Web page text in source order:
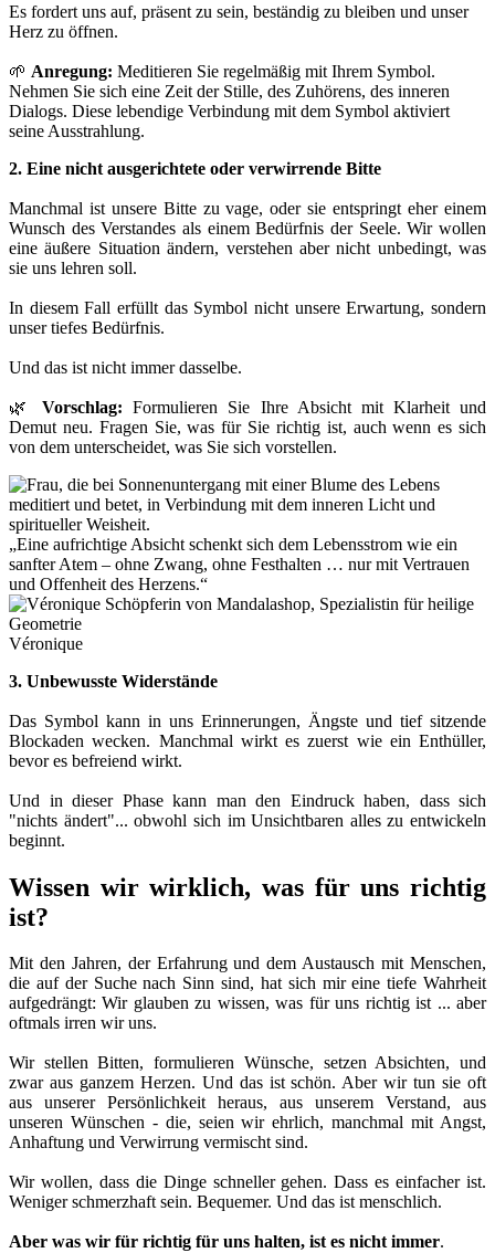
Es fordert uns auf, präsent zu sein, beständig zu bleiben und unser
Herz zu öffnen.
🌱 Anregung: Meditieren Sie regelmäßig mit Ihrem Symbol.
Nehmen Sie sich eine Zeit der Stille, des Zuhörens, des inneren
Dialogs. Diese lebendige Verbindung mit dem Symbol aktiviert
seine Ausstrahlung.
2. Eine nicht ausgerichtete oder verwirrende Bitte
Manchmal ist unsere Bitte zu vage, oder sie entspringt eher einem
Wunsch des Verstandes als einem Bedürfnis der Seele. Wir wollen
eine äußere Situation ändern, verstehen aber nicht unbedingt, was
sie uns lehren soll.
In diesem Fall erfüllt das Symbol nicht unsere Erwartung, sondern
unser tiefes Bedürfnis.
Und das ist nicht immer dasselbe.
🌿Vorschlag: Formulieren Sie Ihre Absicht mit Klarheit und
Demut neu. Fragen Sie, was für Sie richtig ist, auch wenn es sich
von dem unterscheidet, was Sie sich vorstellen.
„Eine aufrichtige Absicht schenkt sich dem Lebensstrom wie ein
sanfter Atem – ohne Zwang, ohne Festhalten … nur mit Vertrauen
und Offenheit des Herzens.“
Véronique
3. Unbewusste Widerstände
Das Symbol kann in uns Erinnerungen, Ängste und tief sitzende
Blockaden wecken. Manchmal wirkt es zuerst wie ein Enthüller,
bevor es befreiend wirkt.
Und in dieser Phase kann man den Eindruck haben, dass sich
"nichts ändert"... obwohl sich im Unsichtbaren alles zu entwickeln
beginnt.
Wissen wir wirklich, was für uns richtig
ist?
Mit den Jahren, der Erfahrung und dem Austausch mit Menschen,
die auf der Suche nach Sinn sind, hat sich mir eine tiefe Wahrheit
aufgedrängt: Wir glauben zu wissen, was für uns richtig ist ... aber
oftmals irren wir uns.
Wir stellen Bitten, formulieren Wünsche, setzen Absichten, und
zwar aus ganzem Herzen. Und das ist schön. Aber wir tun sie oft
aus unserer Persönlichkeit heraus, aus unserem Verstand, aus
unseren Wünschen - die, seien wir ehrlich, manchmal mit Angst,
Anhaftung und Verwirrung vermischt sind.
Wir wollen, dass die Dinge schneller gehen. Dass es einfacher ist.
Weniger schmerzhaft sein. Bequemer. Und das ist menschlich.
Aber was wir für richtig für uns halten, ist es nicht immer.